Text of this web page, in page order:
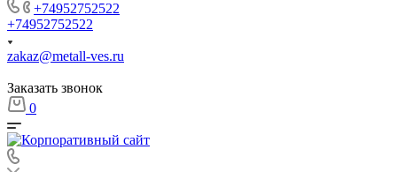
+74952752522
+74952752522
zakaz@metall-ves.ru
Заказать звонок
0